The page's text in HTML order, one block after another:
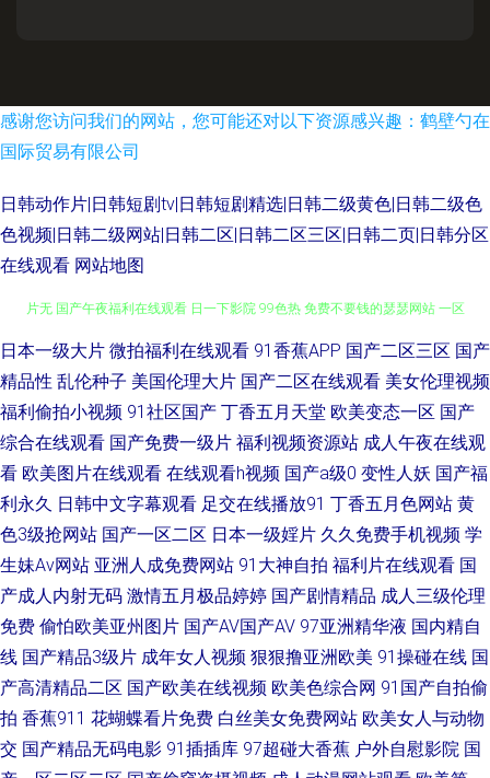
感谢您访问我们的网站，您可能还对以下资源感兴趣：鹤壁勺在
国际贸易有限公司
日韩动作片|日韩短剧tv|日韩短剧精选|日韩二级黄色|日韩二级色
色视频|日韩二级网站|日韩二区|日韩二区三区|日韩二页|日韩分区
在线观看 网站地图
日韩a∨在线 少女娼妇 丁香五月花韩国 欧美自拍亚洲综合图区 在线亚洲午夜
二区三区 国产午夜免费视频 日韩一中文字 99久9在线视 免费电影在线影视
网站 亚洲日产乱码芒果在线 国产精品福利在 日韩精品网站 91精品啪 精品av
在线网站 五月花婷婷 成全动漫在线观看免费高清 欧美日韩国产在线va 宅男
国产天堂 久草精品国产 中文字幕不卡欧美日韩 欧美一区二区在线观看 东方
线看2 91精品欧美一区二区 日本人妖一区视频 国产精品v 亚洲日韩在线视频
日本一级大片 微拍福利在线观看 91香蕉APP 国产二区三区 国产
精品性 乱伦种子 美国伦理大片 国产二区在线观看 美女伦理视频
福利偷拍小视频 91社区国产 丁香五月天堂 欧美变态一区 国产
综合在线观看 国产免费一级片 福利视频资源站 成人午夜在线观
看 欧美图片在线观看 在线观看h视频 国产a级0 变性人妖 国产福
利永久 日韩中文字幕观看 足交在线播放91 丁香五月色网站 黄
色3级抢网站 国产一区二区 日本一级婬片 久久免费手机视频 学
生妹Av网站 亚洲人成免费网站 91大神自拍 福利片在线观看 国
产成人内射无码 激情五月极品婷婷 国产剧情精品 成人三级伦理
免费 偷怕欧美亚州图片 国产AV国产AV 97亚洲精华液 国内精自
线 国产精品3级片 成年女人视频 狠狠撸亚洲欧美 91操碰在线 国
产高清精品二区 国产欧美在线视频 欧美色综合网 91国产自拍偷
拍 香蕉911 花蝴蝶看片免费 白丝美女免费网站 欧美女人与动物
交 国产精品无码电影 91插插库 97超碰大香蕉 户外自慰影院 国